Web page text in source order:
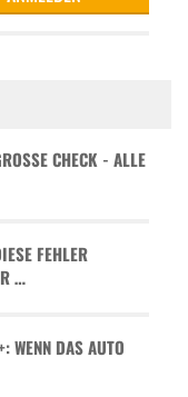
CHECK - ALLE D
FEHLER
…
WENN DAS AUTO